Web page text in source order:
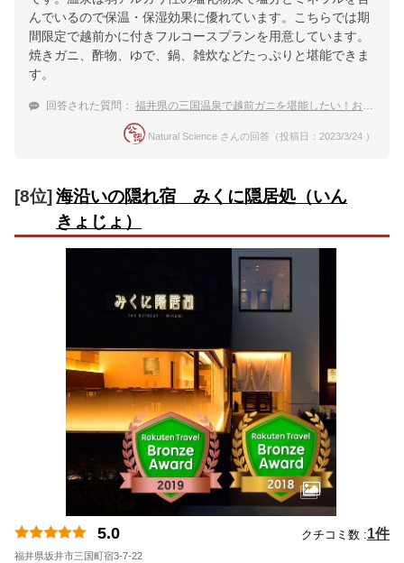
んでいるので保温・保湿効果に優れています。こちらでは期
間限定で越前かに付きフルコースプランを用意しています。
焼きガニ、酢物、ゆで、鍋、雑炊などたっぷりと堪能できま
す。
回答された質問： 福井県の三国温泉で越前ガニを堪能したい！おすすめ宿は？
Natural Science さんの回答（投稿日：2023/3/24 ）
[8位] 海沿いの隠れ宿 みくに隠居処（いん
きょじょ）
5.0 クチコミ数 :1件
福井県坂井市三国町宿3-7-22